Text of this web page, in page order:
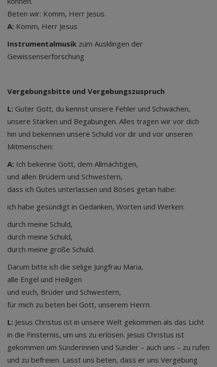
Beten wir: Komm, Herr Jesus.
A: Komm, Herr Jesus
Instrumentalmusik zum Ausklingen der
Gewissenserforschung
Vergebungsbitte und Vergebungszuspruch
L: Guter Gott, du kennst unsere Fehler und Schwächen,
unsere Stärken und Begabungen. Alles tragen wir vor dich
hin und bekennen unsere Schuld vor dir und vor unseren
Mitmenschen:
A: Ich bekenne Gott, dem Allmächtigen,
und allen Brüdern und Schwestern,
dass ich Gutes unterlassen und Böses getan habe:
ich habe gesündigt in Gedanken, Worten und Werken:
durch meine Schuld,
durch meine Schuld,
durch meine große Schuld.
Darum bitte ich die selige Jungfrau Maria,
alle Engel und Heiligen
und euch, Brüder und Schwestern,
für mich zu beten bei Gott, unserem Herrn.
L: Jesus Christus ist in unsere Welt gekommen als das Licht
in die Finsternis, um uns zu erlösen. Jesus Christus ist
gekommen um Sünderinnen und Sünder – auch uns – zu rufen
und zu befreien. Lasst uns beten, dass er uns Vergebung